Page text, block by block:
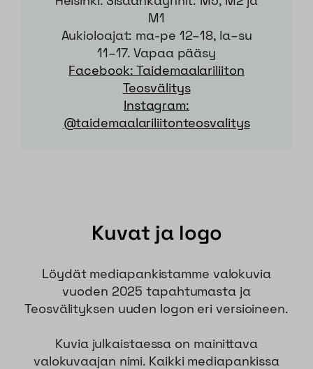
M1
Aukioloajat: ma-pe 12–18, la–su
11–17. Vapaa pääsy
Facebook: Taidemaalariliiton
Teosvälitys
Instagram:
@taidemaalariliitonteosvalitys
Kuvat ja logo
Löydät mediapankistamme valokuvia
vuoden 2025 tapahtumasta ja
Teosvälityksen uuden logon eri versioineen.
Kuvia julkaistaessa on mainittava
valokuvaajan nimi. Kaikki mediapankissa